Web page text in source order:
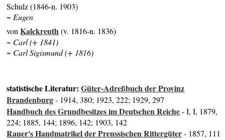
Schulz (1846-n. 1903)
~ Eugen
vonKalckreuth(v. 1816-n. 1836)
~ Carl (+ 1841)
~ Carl Sigismund (+ 1816)
statistische Literatur:Güter-Adreßbuch der Provinz
Brandenburg- 1914, 380; 1923, 222; 1929, 297
Handbuch des Grundbesitzes im Deutschen Reiche- I, I, 1879,
224; 1885, 144; 1896, 142; 1903, 142
Rauer's Handmatrikel der Preussischen Rittergüter- 1857, 111